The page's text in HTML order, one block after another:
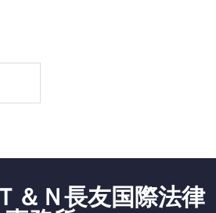
＆Ｎ長友国際法律